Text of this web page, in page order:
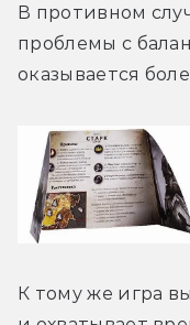
В противном
проблемы с
оказывается
К тому же игра